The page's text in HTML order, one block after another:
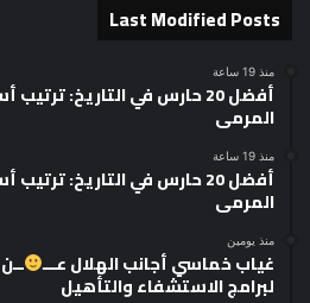
Last Modified Posts
منذ 19 ساعة
أفضل 20 حارس في التاريخ:
المرمى
منذ 19 ساعة
أفضل 20 حارس في التاريخ:
المرمى
منذ يومين
غياب خماسي أجانب الهلال عـــ
لبرامج الاستشفاء والتأهيل